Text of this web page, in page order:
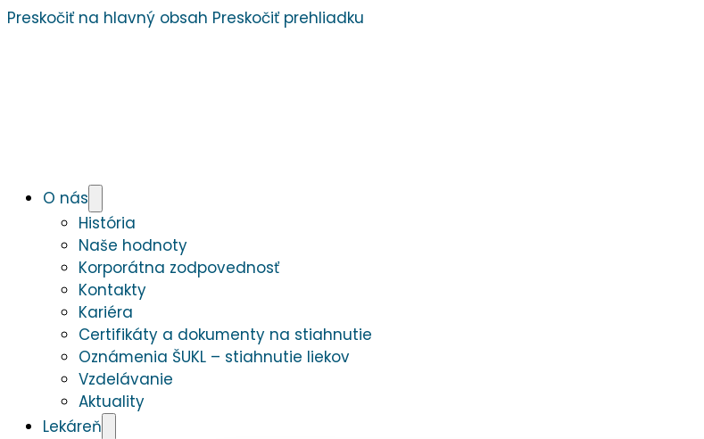
Preskočiť na hlavný obsah Preskočiť prehliadku
O nás
História
Naše hodnoty
Korporátna zodpovednosť
Kontakty
Kariéra
Certifikáty a dokumenty na stiahnutie
Oznámenia ŠUKL – stiahnutie liekov
Vzdelávanie
Aktuality
Lekáreň